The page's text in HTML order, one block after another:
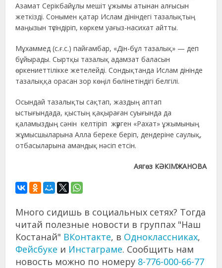
Азамат Серікбайұлы мешіт ұжымы атынан алғысын
жеткізді. Сонымен қатар Ислам дініндегі тазалықтың
маңызын түсіндіріп, көркем уағыз-насихат айтты.
Мұхаммед (с.ғ.с.) пайғамбар, «Дін-бұл тазалық» — деп
бұйырады. Сыртқы тазалық адамзат баласын
өркениеттілікке жетелейді. Сондықтанда Ислам дінінде
тазалыққа орасан зор көңіл бөлінетіндігі белгілі.
Осындай тазалықты сақтап, жаздың аптап
ыстығындада, қыстың қақыраған суығында да
қаламыздың сәнін келтіріп жүрген «Рахат» ұжымының
жұмысшыларына Алла береке беріп, дендеріне саулық,
отбасыларына амандық нәсіп етсін.
Аягөз КӘКІМЖАНОВА
Много сидишь в социальных сетях? Тогда
читай полезные новости в группах "Наш
Костанай" ВКонтакте, в Одноклассниках,
Фейсбуке и Инстаграме. Сообщить нам
новость можно по номеру 8-776-000-66-77